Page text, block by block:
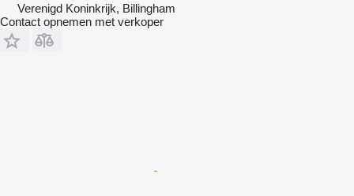
Verenigd Koninkrijk, Billingham
Contact opnemen met verkoper